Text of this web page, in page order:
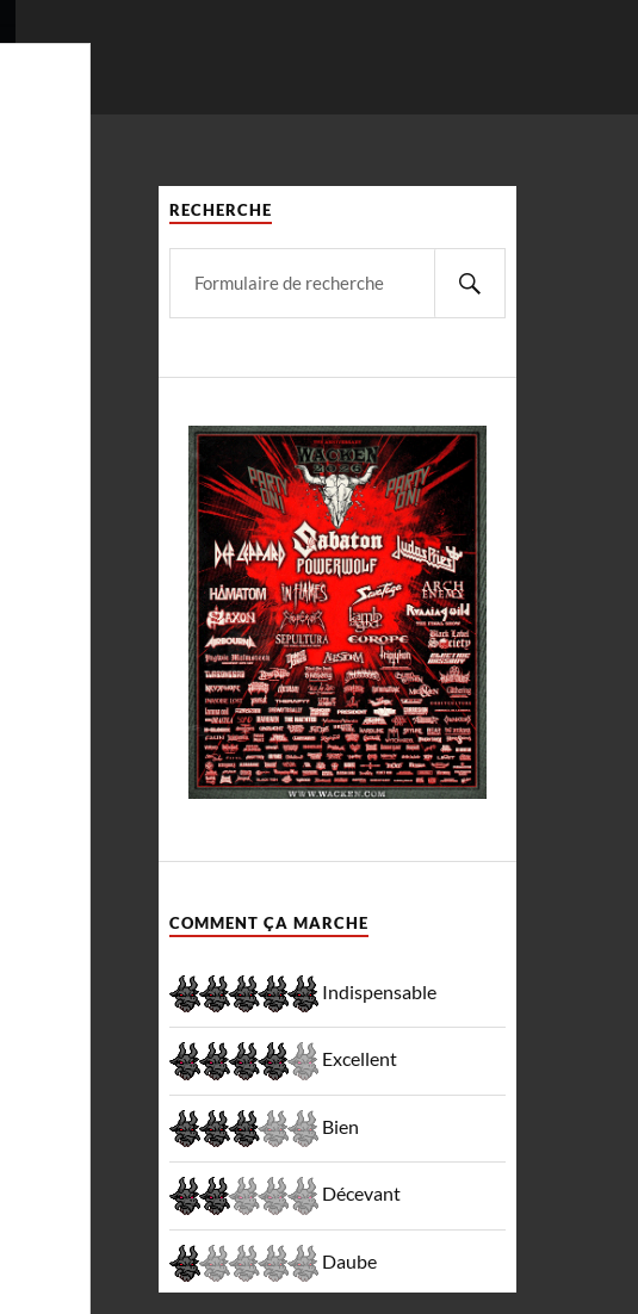
RECHERCHE
COMMENT ÇA MARCHE
Indispensable
Excellent
Bien
Décevant
Daube